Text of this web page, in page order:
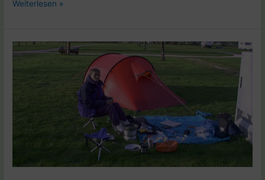
Weltreise
–
12.04.2001
Weiterlesen »